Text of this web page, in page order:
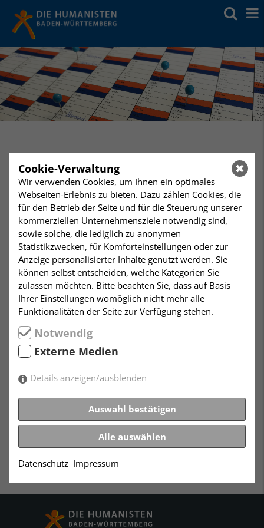
Samstag
18
April
Jugendfeier-Vorbereitung
Jugendfeier 2026 – Vorbereitungstreffen April
Humanistisches Zentrum, Mörikestraße 14
Jugendfeier 2026 –
Vorbereitungstreffen April
Schwerpunkte des Wochenendes im April werden
Themen sein, die sich inhaltlich mit dem Humanismus
beschäftigen und die Weltanschauungsthematik
streifen. Daneben finden weitere Vorbereitungen für
die Jugendfeier 2026 im Juli statt.
Für eine generelle Anmeldung bzw.
Mail mit dem Betreff „Jugendfeier 2026“ an
kontakt@dhubw.de.
Cookie-Verwaltung
Wir verwenden Cookies, um Ihnen ein optimales
Webseiten-Erlebnis zu bieten. Dazu zählen Cookies, die
für den Betrieb der Seite und für die Steuerung unserer
kommerziellen Unternehmensziele notwendig sind,
sowie solche, die lediglich zu anonymen
Statistikzwecken, für Komforteinstellungen oder zur
Anzeige personalisierter Inhalte genutzt werden. Sie
können selbst entscheiden, welche Kategorien Sie
zulassen möchten. Bitte beachten Sie, dass auf Basis
Ihrer Einstellungen womöglich nicht mehr alle
Funktionalitäten der Seite zur Verfügung stehen.
Notwendig
Externe Medien
Details anzeigen/ausblenden
Auswahl bestätigen
Alle auswählen
Datenschutz Impressum